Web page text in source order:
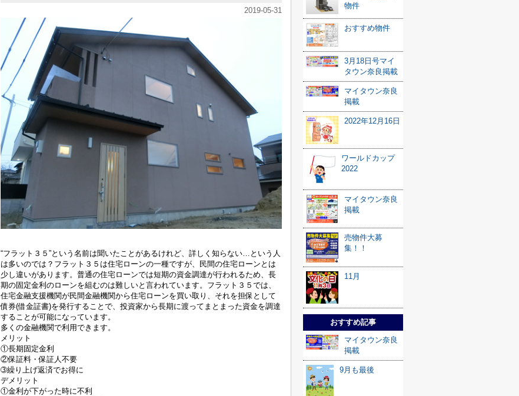
2019-05-31
“フラット３５”という名前は聞いたことがあるけれど、詳しく知らない…という人
は多いのでは？フラット３５は住宅ローンの一種ですが、民間の住宅ローンとは
少し違いがあります。普通の住宅ローンでは短期の資金調達が行われるため、長
期の固定金利のローンを組むのは難しいと言われています。フラット３５では、
住宅金融支援機関が民間金融機関から住宅ローンを買い取り、それを担保として
債券(借金証書)を発行することで、投資家から長期に渡ってまとまった資金を調達
することが可能になっています。
多くの金融機関で利用できます。
メリット
①長期固定金利
②保証料・保証人不要
➂繰り上げ返済でお得に
デメリット
①金利が下がった時に不利
物件
おすすめ物件
3月18日号マイ
タウン奈良掲載
マイタウン奈良
掲載
2022年12月16日
ワールドカップ
2022
マイタウン奈良
掲載
売物件大募
集！！
11月
おすすめ記事
マイタウン奈良
掲載
9月も最後